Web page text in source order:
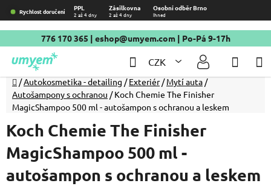
Přejít
na
obsah
Rychlost doručení PPL Zásilkovna Osobní odběr Brno
2 až 4 dny 2 až 4 dny Ihned
776 170 365 | eshop@umyem.com| Po-Pá 9-17h
CZK
Hledat
Domů
/Autokosmetika - detailing / Exteriér / Mytí auta /
Autošampony s ochranou / Koch Chemie The Finisher
MagicShampoo 500 ml - autošampon s ochranou a leskem
Koch Chemie The Finisher
MagicShampoo 500 ml -
autošampon s ochranou a leskem